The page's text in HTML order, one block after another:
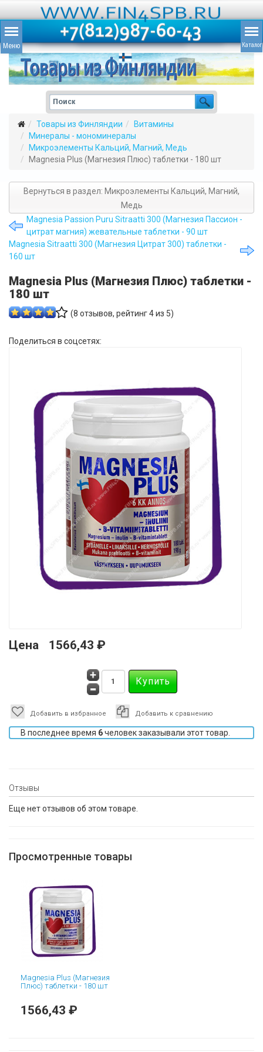
Товары из Финляндии
Витамины
Минералы - мономинералы
Микроэлементы Кальций, Магний, Медь
Magnesia Plus (Магнезия Плюс) таблетки - 180 шт
Вернуться в раздел: Микроэлементы Кальций, Магний,
Медь
Magnesia Passion Puru Sitraatti 300 (Магнезия Пассион -
цитрат магния) жевательные таблетки - 90 шт
Magnesia Sitraatti 300 (Магнезия Цитрат 300) таблетки -
160 шт
Magnesia Plus (Магнезия Плюс) таблетки -
180 шт
(8 отзывов, рейтинг4из 5)
Поделиться в соцсетях:
Цена 1566,43 ₽
Добавить в избранное Добавить к сравнению
В последнее время 6человек заказывали этот товар.
Отзывы
Еще нет отзывов об этом товаре.
Просмотренные товары
Magnesia Plus (Магнезия
Плюс) таблетки - 180 шт
1566,43 ₽